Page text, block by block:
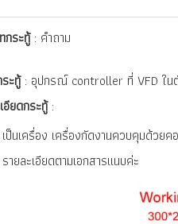
กระทู้ : คำถาม
ะทู้ : อุปกรณ์ controller ที่ VFD ใน
อียดกระทู้:
เป็นเครื่อง เครื่องกัดงานควบคุมด้ว
รายละเอียดตามเอกสารแนบค่ะ